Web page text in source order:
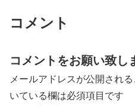
コメント
コメントをお願い致し
メールアドレスが公開される
いている欄は必須項目です